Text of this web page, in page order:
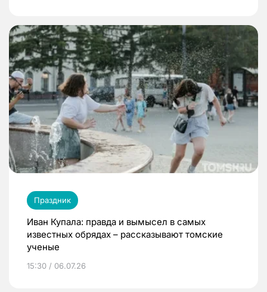
Праздник
Иван Купала: правда и вымысел в самых
известных обрядах – рассказывают томские
ученые
15:30 / 06.07.26